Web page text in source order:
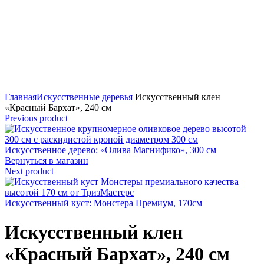
ГлавнаяИскусственные деревья Искусственный клен
«Красный Бархат», 240 см
Previous product
Искусственное дерево: «Олива Магнифико», 300 см
Вернуться в магазин
Next product
Искусственный куст: Монстера Премиум, 170см
Искусственный клен
«Красный Бархат», 240 см